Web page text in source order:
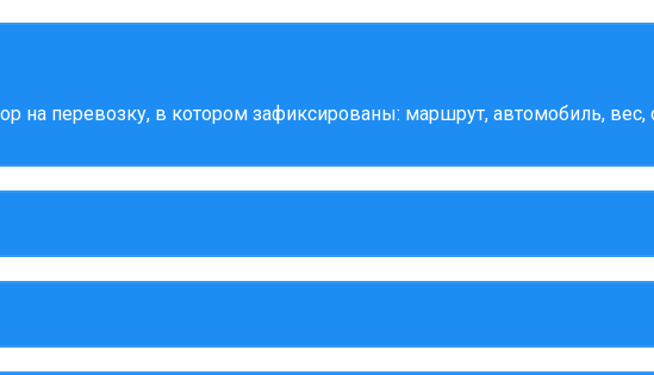
на перевозку, в котором зафиксированы: маршрут, автомобиль, вес,